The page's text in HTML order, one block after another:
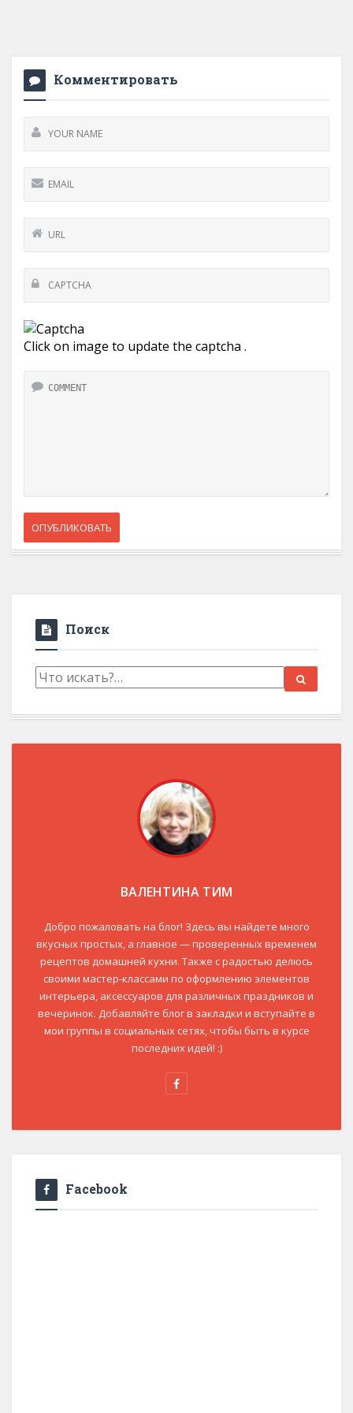
Комментировать
Click on image to update the captcha .
Поиск
ВАЛЕНТИНА ТИМ
Добро пожаловать на блог! Здесь вы найдете много
вкусных простых, а главное — проверенных временем
рецептов домашней кухни. Также с радостью делюсь
своими мастер-классами по оформлению элементов
интерьера, аксессуаров для различных праздников и
вечеринок. Добавляйте блог в закладки и вступайте в
мои группы в социальных сетях, чтобы быть в курсе
последних идей! :)
Facebook